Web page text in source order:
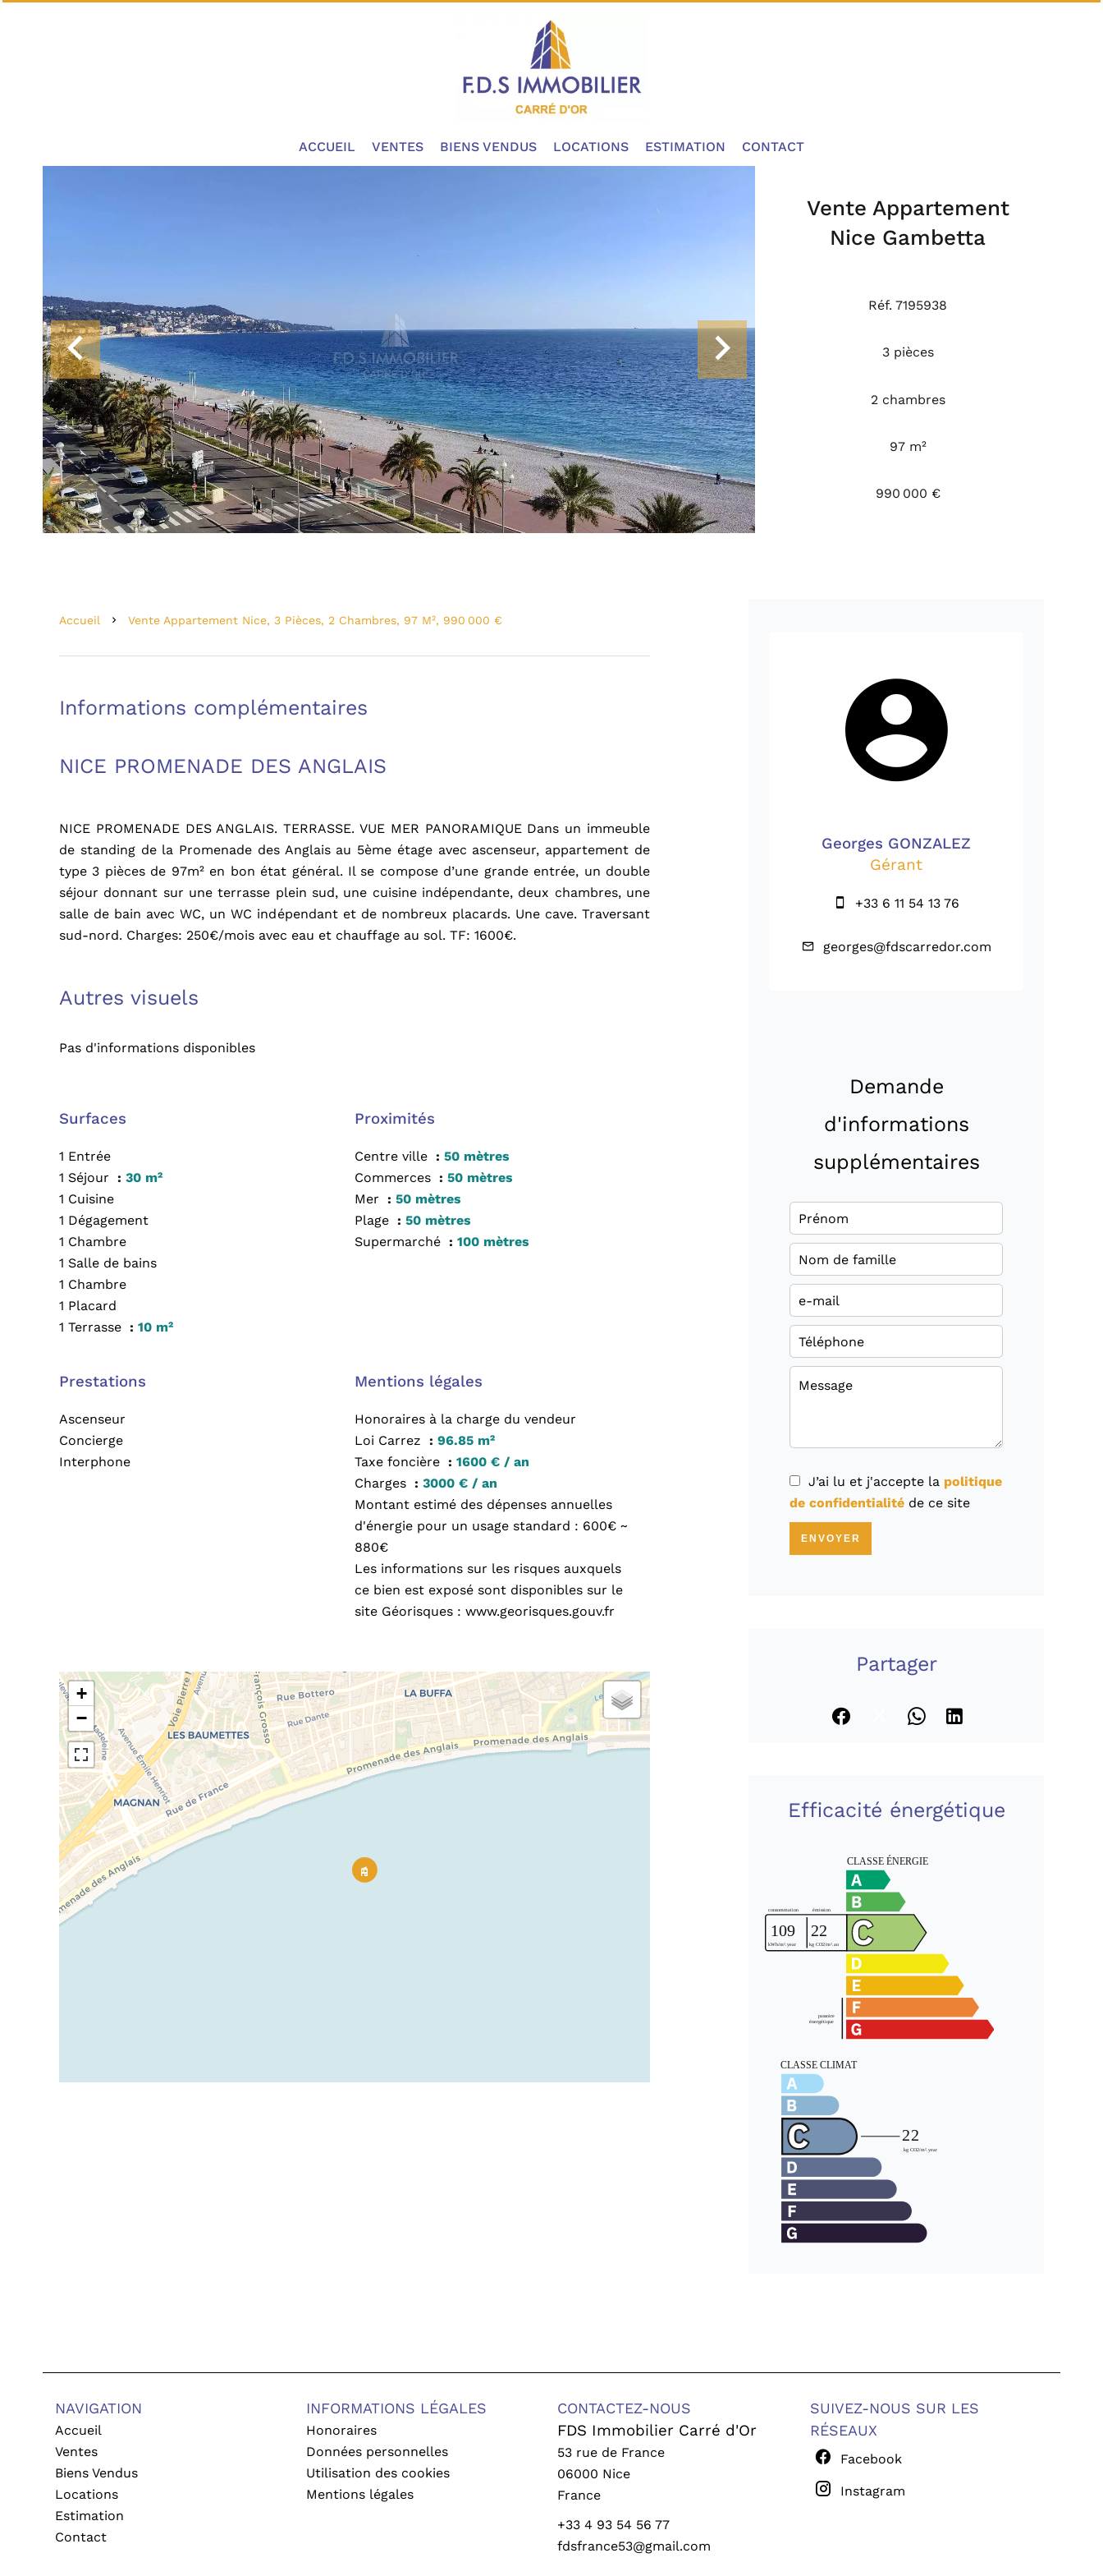
ACCUEIL VENTES BIENS VENDUS LOCATIONS ESTIMATION CONTACT
Vente Appartement
Nice Gambetta
Réf. 7195938
3 pièces
2 chambres
97 m²
990 000 €
Accueil Vente Appartement Nice, 3 Pièces, 2 Chambres, 97 M², 990 000 €
Informations complémentaires
NICE PROMENADE DES ANGLAIS
NICE PROMENADE DES ANGLAIS. TERRASSE. VUE MER PANORAMIQUE Dans un immeuble
de standing de la Promenade des Anglais au 5ème étage avec ascenseur, appartement de
type 3 pièces de 97m² en bon état général. Il se compose d’une grande entrée, un double
séjour donnant sur une terrasse plein sud, une cuisine indépendante, deux chambres, une
salle de bain avec WC, un WC indépendant et de nombreux placards. Une cave. Traversant
sud-nord. Charges: 250€/mois avec eau et chauffage au sol. TF: 1600€.
Autres visuels
Pas d'informations disponibles
Surfaces
1 Entrée
1 Séjour
30 m²
1 Cuisine
1 Dégagement
1 Chambre
1 Salle de bains
1 Chambre
1 Placard
1 Terrasse
10 m²
Proximités
Centre ville
50 mètres
Commerces
50 mètres
Mer
50 mètres
Plage
50 mètres
Supermarché
100 mètres
Prestations
Ascenseur
Concierge
Interphone
Mentions légales
Honoraires à la charge du vendeur
Loi Carrez
96.85 m²
Taxe foncière
1600 € / an
Charges
3000 € / an
Montant estimé des dépenses annuelles
d'énergie pour un usage standard : 600€ ~
880€
Les informations sur les risques auxquels
ce bien est exposé sont disponibles sur le
site Géorisques : www.georisques.gouv.fr
+
−
Georges GONZALEZ
Gérant
+33 6 11 54 13 76
georges@fdscarredor.com
Demande
d'informations
supplémentaires
J’ai lu et j'accepte la politique
de confidentialité de ce site
ENVOYER
Partager
Efficacité énergétique
NAVIGATION
Accueil
Ventes
Biens Vendus
Locations
Estimation
Contact
INFORMATIONS LÉGALES
Honoraires
Données personnelles
Utilisation des cookies
Mentions légales
CONTACTEZ-NOUS
FDS Immobilier Carré d'Or
53 rue de France
06000 Nice
France
+33 4 93 54 56 77
fdsfrance53@gmail.com
SUIVEZ-NOUS SUR LES
RÉSEAUX
Facebook
Instagram